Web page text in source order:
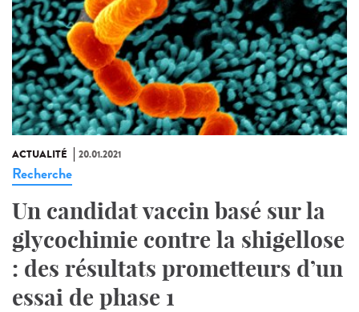
ACTUALITÉ 20.01.2021
Recherche
Un candidat vaccin basé sur la
glycochimie contre la shigellose
: des résultats prometteurs d’un
essai de phase 1